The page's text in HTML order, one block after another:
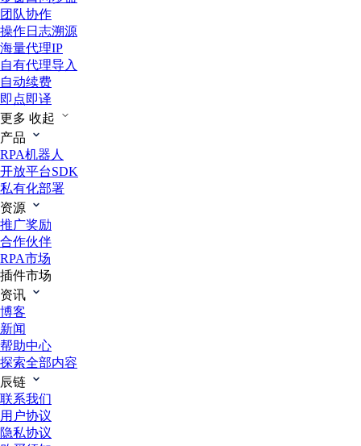
团队协作
操作日志溯源
海量代理IP
自有代理导入
自动续费
即点即译
更多 收起
产品
RPA机器人
开放平台SDK
私有化部署
资源
推广奖励
合作伙伴
RPA市场
插件市场
资讯
博客
新闻
帮助中心
探索全部内容
辰链
联系我们
用户协议
隐私协议